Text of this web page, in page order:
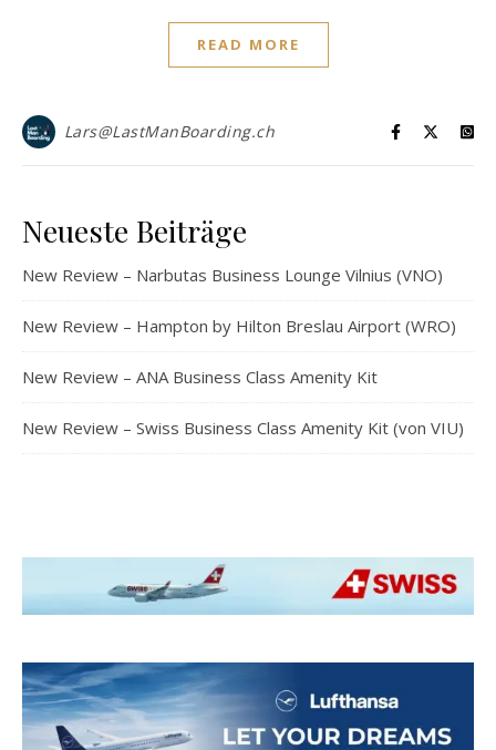
READ MORE
Lars@LastManBoarding.ch
Neueste Beiträge
New Review – Narbutas Business Lounge Vilnius (VNO)
New Review – Hampton by Hilton Breslau Airport (WRO)
New Review – ANA Business Class Amenity Kit
New Review – Swiss Business Class Amenity Kit (von VIU)